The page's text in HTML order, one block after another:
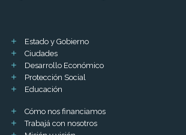
Estado y Gobierno
Ciudades
Desarrollo Económico
Protección Social
Educación
Cómo nos financiamos
Trabajá con nosotros